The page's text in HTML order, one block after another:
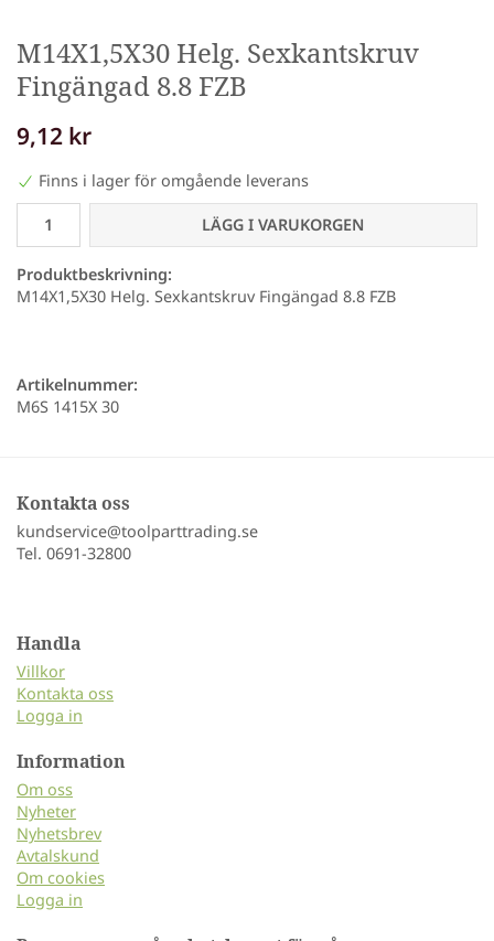
M14X1,5X30 Helg. Sexkantskruv
Fingängad 8.8 FZB
9,12 kr
Finns i lager för omgående leverans
LÄGG I VARUKORGEN
Produktbeskrivning:
M14X1,5X30 Helg. Sexkantskruv Fingängad 8.8 FZB
Artikelnummer:
M6S 1415X 30
Kontakta oss
kundservice@toolparttrading.se
Tel. 0691-32800
Handla
Villkor
Kontakta oss
Logga in
Information
Om oss
Nyheter
Nyhetsbrev
Avtalskund
Om cookies
Logga in